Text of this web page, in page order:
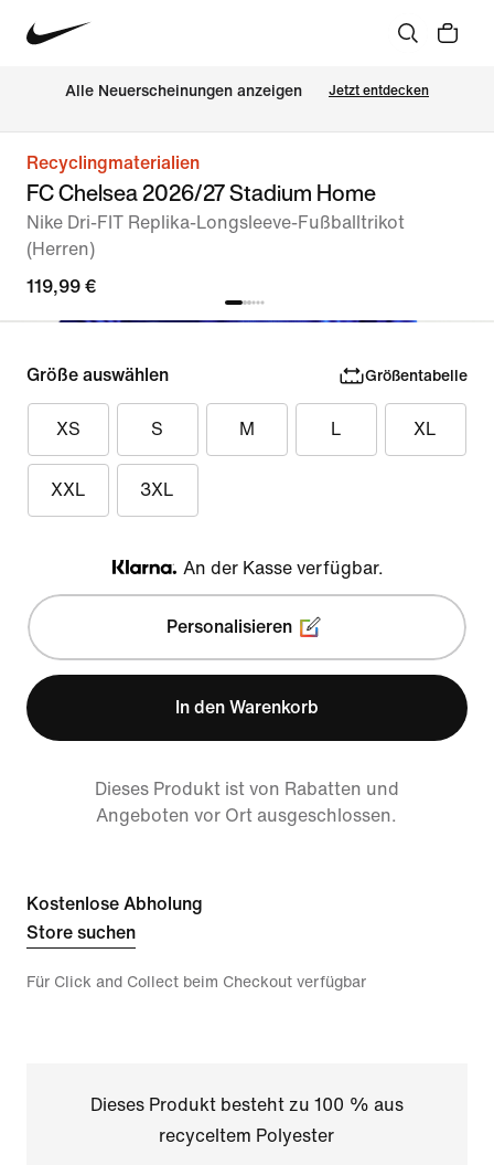
Alle Neuerscheinungen anzeigen Jetzt entdecken
Recyclingmaterialien
FC Chelsea 2026/27 Stadium Home
Nike Dri-FIT Replika-Longsleeve-Fußballtrikot
(Herren)
119,99 €
Größe auswählen Größentabelle
XS S M L XL
XXL 3XL
Klarna
An der Kasse verfügbar.
Personalisieren
In den Warenkorb
Dieses Produkt ist von Rabatten und
Angeboten vor Ort ausgeschlossen.
Kostenlose Abholung
Store suchen
Für Click and Collect beim Checkout verfügbar
Dieses Produkt besteht zu 100 % aus
recyceltem Polyester